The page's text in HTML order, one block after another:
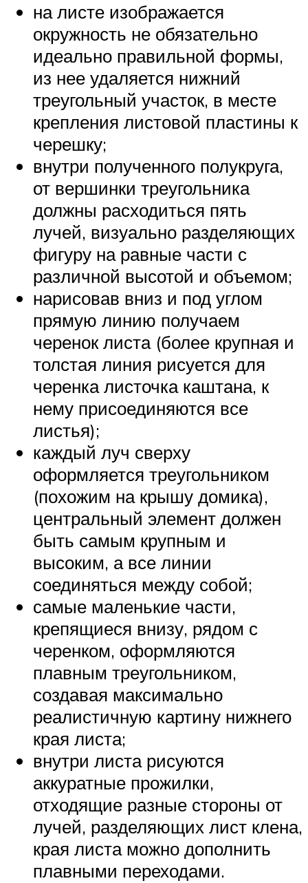
на листе изображается
окружность не обязательно
идеально правильной формы,
из нее удаляется нижний
треугольный участок, в месте
крепления листовой пластины к
черешку;
внутри полученного полукруга,
от вершинки треугольника
должны расходиться пять
лучей, визуально разделяющих
фигуру на равные части с
различной высотой и объемом;
нарисовав вниз и под углом
прямую линию получаем
черенок листа (более крупная и
толстая линия рисуется для
черенка листочка каштана, к
нему присоединяются все
листья);
каждый луч сверху
оформляется треугольником
(похожим на крышу домика),
центральный элемент должен
быть самым крупным и
высоким, а все линии
соединяться между собой;
самые маленькие части,
крепящиеся внизу, рядом с
черенком, оформляются
плавным треугольником,
создавая максимально
реалистичную картину нижнего
края листа;
внутри листа рисуются
аккуратные прожилки,
отходящие разные стороны от
лучей, разделяющих лист клена,
края листа можно дополнить
плавными переходами.